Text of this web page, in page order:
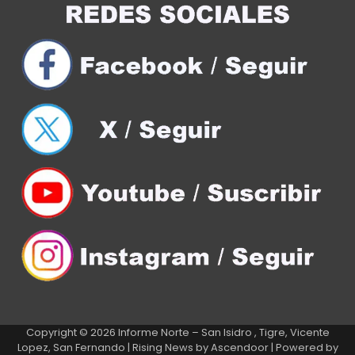
Copyright © 2026 Informe Norte – San Isidro , Tigre, Vicente
Lopez, San Fernando | Rising News byAscendoor| Powered by